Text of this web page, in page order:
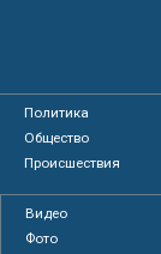
Политика
Общество
Происшествия
Видео
Фото